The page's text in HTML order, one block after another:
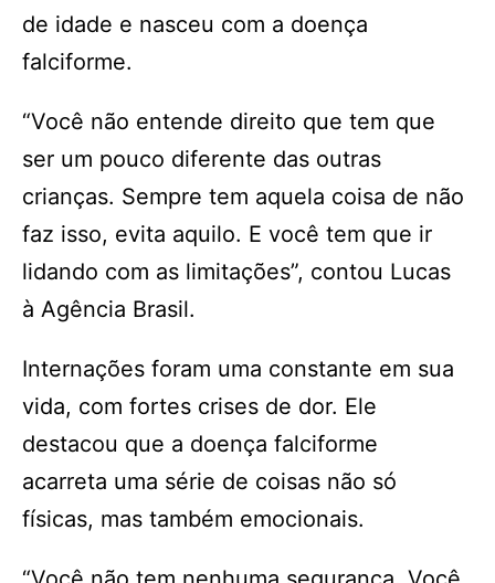
de idade e nasceu com a doença
falciforme.
“Você não entende direito que tem que
ser um pouco diferente das outras
crianças. Sempre tem aquela coisa de não
faz isso, evita aquilo. E você tem que ir
lidando com as limitações”, contou Lucas
à Agência Brasil.
Internações foram uma constante em sua
vida, com fortes crises de dor. Ele
destacou que a doença falciforme
acarreta uma série de coisas não só
físicas, mas também emocionais.